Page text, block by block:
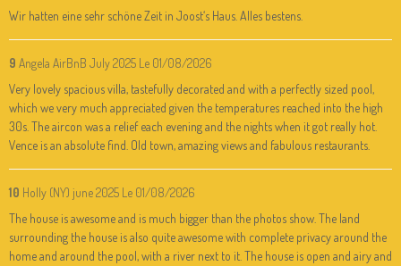
Wir hatten eine sehr schöne Zeit in Joost‘s Haus. Alles bestens.
9 Angela AirBnB July 2025 Le 01/08/2026
Very lovely spacious villa, tastefully decorated and with a perfectly sized pool,
which we very much appreciated given the temperatures reached into the high
30s. The aircon was a relief each evening and the nights when it got really hot.
Vence is an absolute find. Old town, amazing views and fabulous restaurants.
10 Holly (NY) june 2025 Le 01/08/2026
The house is awesome and is much bigger than the photos show. The land
surrounding the house is also quite awesome with complete privacy around the
home and around the pool, with a river next to it. The house is open and airy and